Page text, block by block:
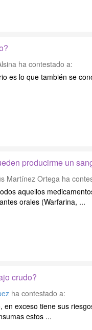
ha contestado a:
es lo que también se
producirme un
Martínez Ortega ha
aquellos
orales (Warfarina, ...
crudo?
ha contestado a:
en exceso tiene sus
estos ...